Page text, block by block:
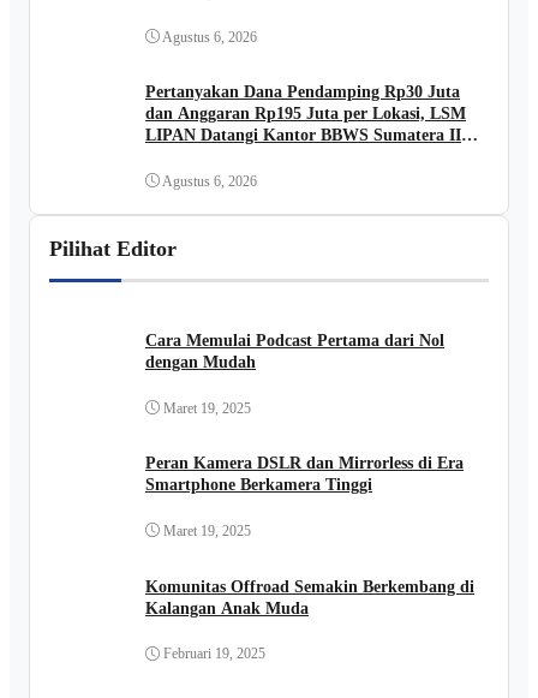
Agustus 6, 2026
Pertanyakan Dana Pendamping Rp30 Juta
dan Anggaran Rp195 Juta per Lokasi, LSM
LIPAN Datangi Kantor BBWS Sumatera II
Agustus 6, 2026
Pilihat Editor
Cara Memulai Podcast Pertama dari Nol
dengan Mudah
Maret 19, 2025
Peran Kamera DSLR dan Mirrorless di Era
Smartphone Berkamera Tinggi
Maret 19, 2025
Komunitas Offroad Semakin Berkembang di
Kalangan Anak Muda
Februari 19, 2025